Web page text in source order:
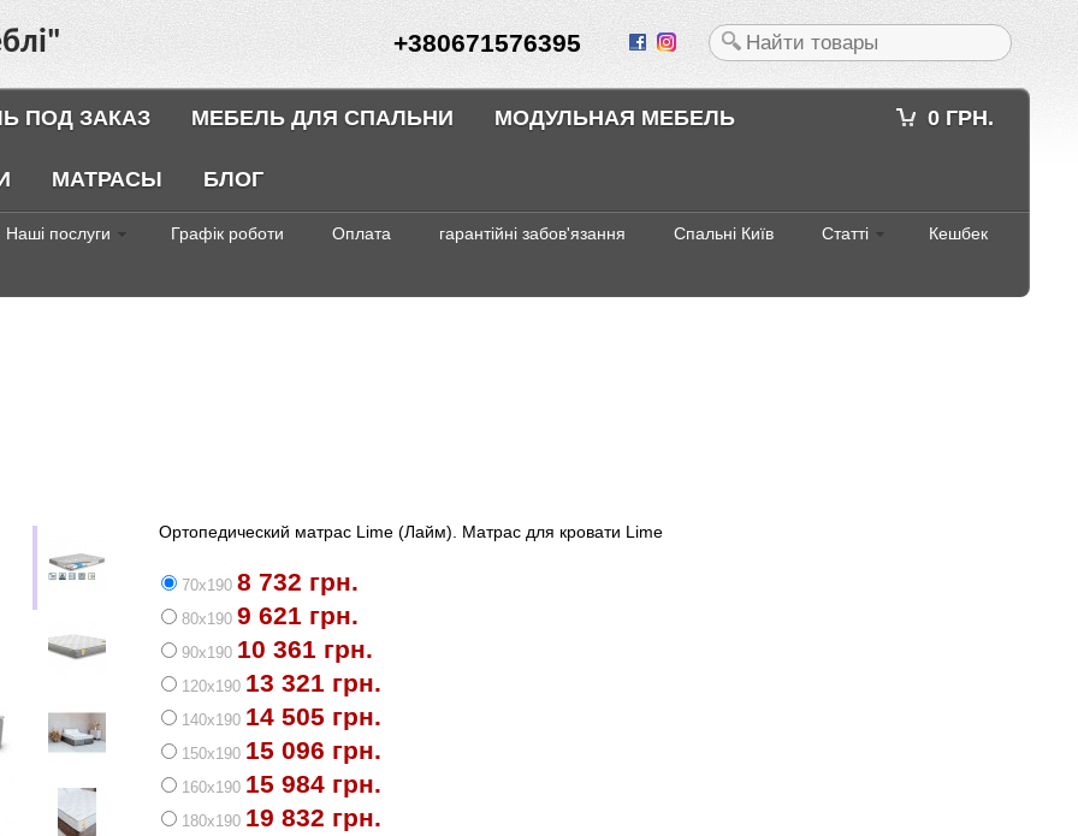
+380671576395
0 ГРН.
ПОД ЗАКАЗ МЕБЕЛЬ ДЛЯ СПАЛЬНИ МОДУЛЬНАЯ МЕБЕЛЬ
МАТРАСЫ БЛОГ
Наші послуги Графік роботи Оплата гарантійні забов'язання Спальні Київ Статті Кешбек
Ортопедический матрас Lime (Лайм). Матрас для кровати Lime
70х190 8 732 грн.
80х190 9 621 грн.
90х190 10 361 грн.
120х190 13 321 грн.
140х190 14 505 грн.
150х190 15 096 грн.
160х190 15 984 грн.
180х190 19 832 грн.